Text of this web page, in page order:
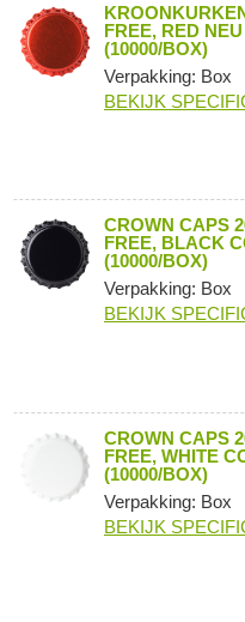
FREE, RED
(10000/BOX)
Verpakking: Box
BEKIJK
CROWN CAPS
FREE, BLACK
(10000/BOX)
Verpakking: Box
BEKIJK
CROWN CAPS
FREE, WHITE
(10000/BOX)
Verpakking: Box
BEKIJK